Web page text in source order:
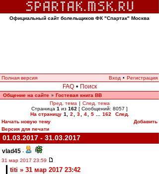
Официальный сайт болельщиков ФК "Спартак" Москва
Полная версия Вход • Регистрация
FAQ • Поиск
Общение на сайте » Гостевая книга ВВ
Пред. тема | След. тема
Страница 1 из 162 [ Сообщений: 8057 ]
На страницу 1 2 3 4 5 162
След.
Начать новую тему
Добавить
Версия для печати
01.03.2017 - 31.03.2017
vlad45 -
31 мар 2017 23:59
titi » 31 мар 2017 23:42